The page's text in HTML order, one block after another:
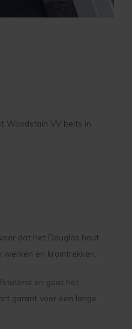
Woodstain VV beits in
dat het Douglas hout
en kromtrekken.
en gaat het
garant voor een lange